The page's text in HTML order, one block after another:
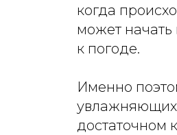
когда
может
к погоде.
Именно
увлажняющих
достаточном